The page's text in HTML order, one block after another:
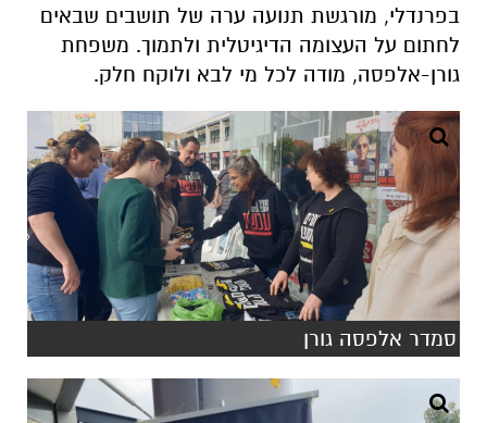
בפרנדלי, מורגשת תנועה ערה של תושבים שבאים
לחתום על העצומה הדיגיטלית ולתמוך. משפחת
גורן-אלפסה, מודה לכל מי לבא ולוקח חלק.
סמדר אלפסה גורן